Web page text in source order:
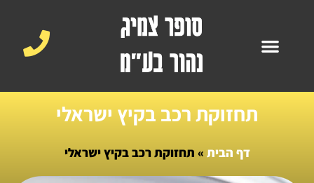
תחזוקת רכב בקיץ ישראלי
דף הבית » תחזוקת רכב בקיץ ישראלי